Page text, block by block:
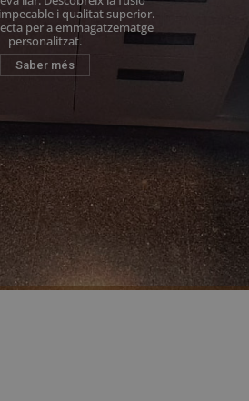
i qualitat superior.
per a emmagatzematge
personalitzat.
Saber més